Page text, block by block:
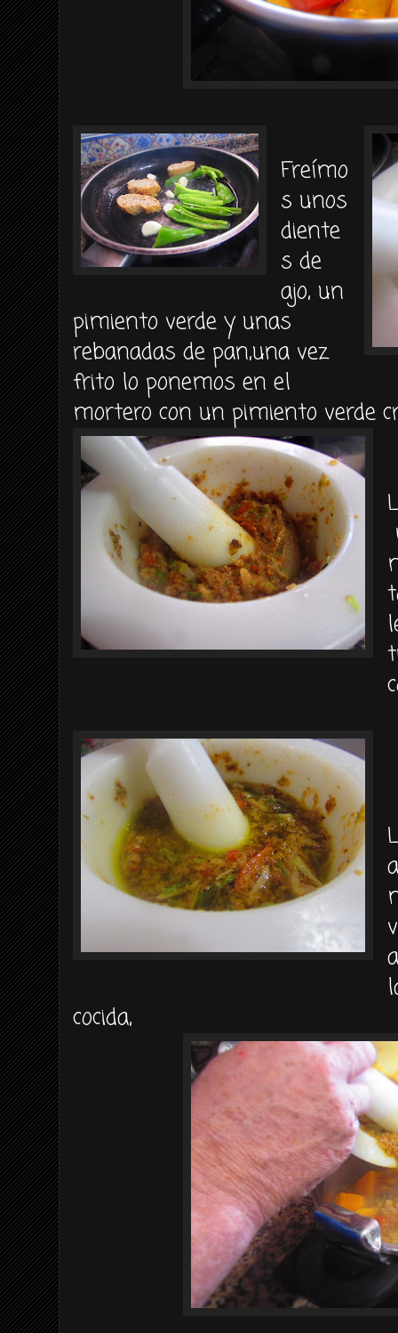
Freímo
s unos
diente
s de
ajo, un
pimiento verde y unas
rebanadas de pan,una vez
frito lo ponemos en el
mortero con un pimiento verde
cocida,